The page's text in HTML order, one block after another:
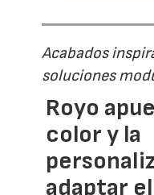
Acabados
soluciones
Royo
color y la
adaptar